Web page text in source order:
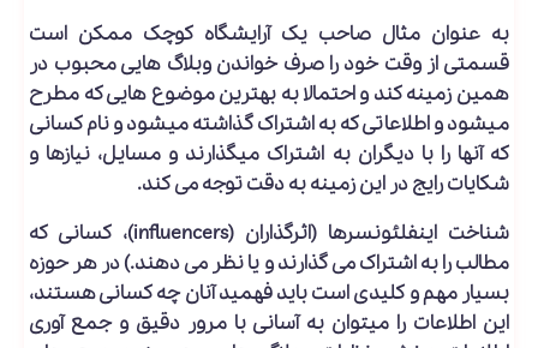
به عنوان مثال صاحب یک آرایشگاه کوچک ممکن است
قسمتی از وقت خود را صرف خواندن وبلاگ ­هایی محبوب در
همین زمینه کند و احتمالا به بهترین موضوع ­هایی که مطرح
می­شود و اطلاعاتی که به اشتراک گذاشته می­شود و نام کسانی
که آنها را با دیگران به اشتراک می­گذارند و مسایل، نیازها و
شکایات رایج در این زمینه به دقت توجه می­ کند.
شناخت اینفلئونسرها (اثرگذاران (influencers)، کسانی که
مطالب را به اشتراک می­ گذارند و یا نظر می دهند.) در هر حوزه
بسیار مهم و کلیدی است باید فهمید آنان چه کسانی هستند،
این اطلاعات را می­توان به آسانی با مرور دقیق و جمع­ آوری